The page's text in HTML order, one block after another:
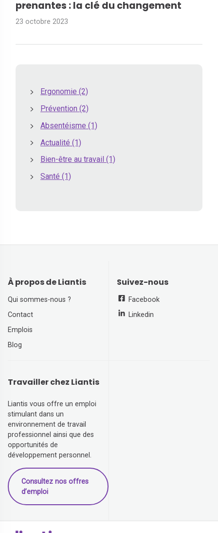
prenantes : la clé du changement
23 octobre 2023
Ergonomie (2)
Prévention (2)
Absentéisme (1)
Actualité (1)
Bien-être au travail (1)
Santé (1)
À propos de Liantis
Qui sommes-nous ?
Contact
Emplois
Blog
Suivez-nous
Facebook
Linkedin
Travailler chez Liantis
Liantis vous offre un emploi
stimulant dans un
environnement de travail
professionnel ainsi que des
opportunités de
développement personnel.
Consultez nos offres
d’emploi